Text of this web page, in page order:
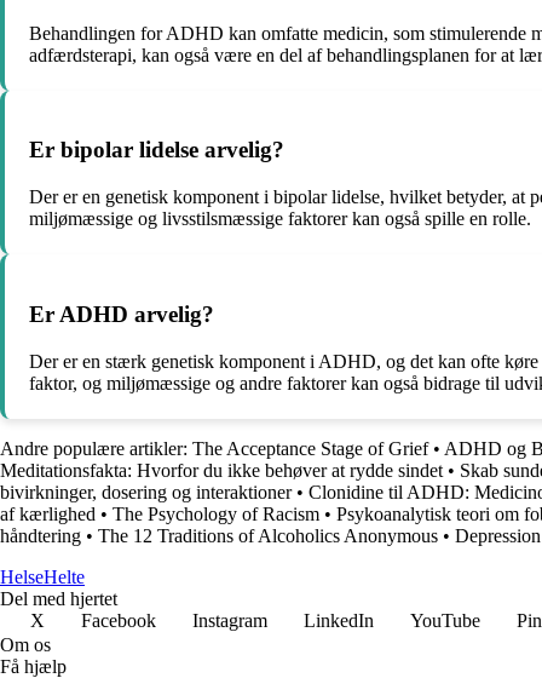
Behandlingen for ADHD kan omfatte medicin, som stimulerende
adfærdsterapi, kan også være en del af behandlingsplanen for at
Er bipolar lidelse arvelig?
Der er en genetisk komponent i bipolar lidelse, hvilket betyder, at
miljømæssige og livsstilsmæssige faktorer kan også spille en rolle.
Er ADHD arvelig?
Der er en stærk genetisk komponent i ADHD, og det kan ofte
faktor, og miljømæssige og andre faktorer kan også bidrage til
Andre populære artikler: The Acceptance Stage of Grief• ADHD og
Meditationsfakta: Hvorfor du ikke behøver at rydde sindet • Skab
bivirkninger, dosering og interaktioner• Clonidine til ADHD:
af kærlighed • The Psychology of Racism • Psykoanalytisk teori om
håndtering • The 12 Traditions of Alcoholics Anonymous •
HelseHelte
Del med hjertet
X
Facebook Instagram LinkedIn YouTube
Om os
Få hjælp